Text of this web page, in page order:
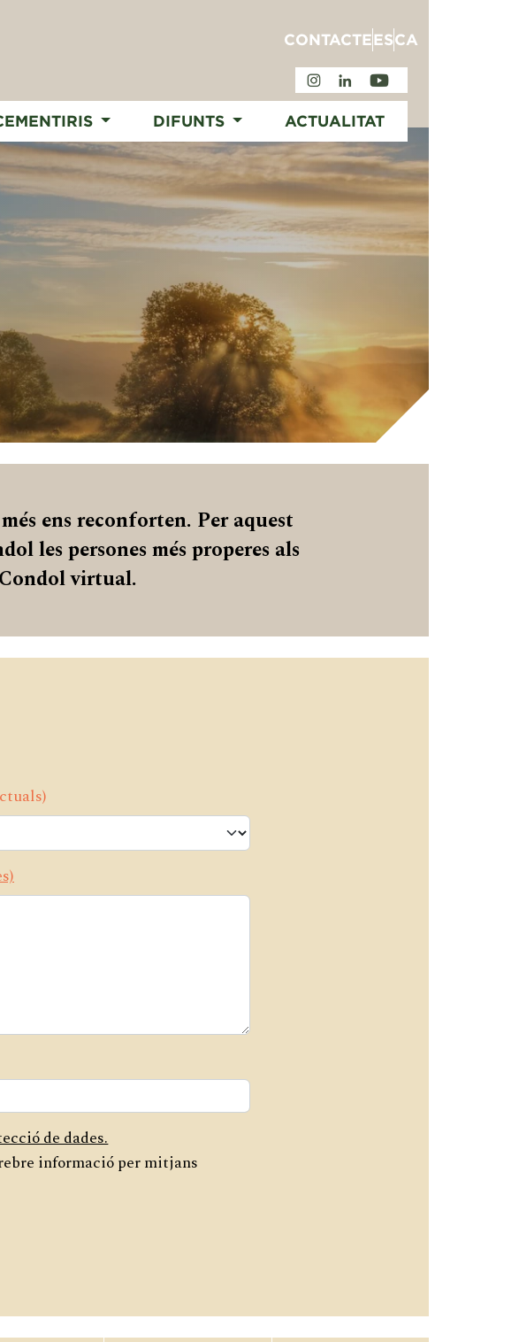
CONTACTE ESCA
DIFUNTS ACTUALITAT
ens reconforten. Per aquest
les persones més properes als
virtual.
de dades.
informació per mitjans